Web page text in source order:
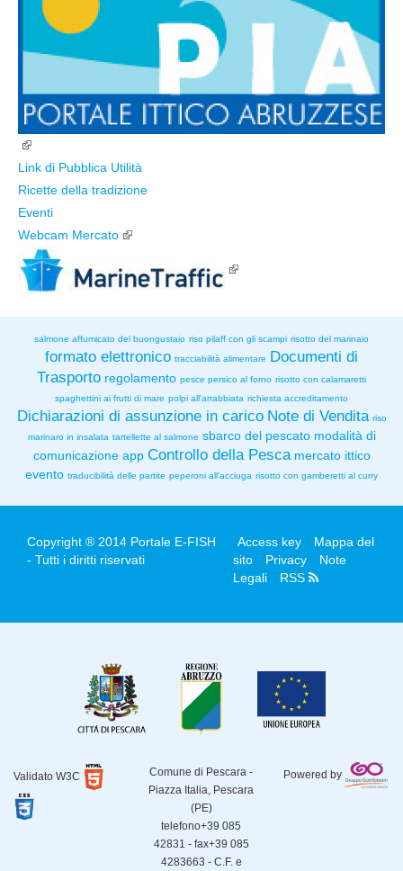
Link di Pubblica Utilità
Ricette della tradizione
Eventi
Webcam Mercato
salmone affumicato del buongustaio riso pilaff con gli scampi risotto del marinaio
formato elettronico tracciabilità alimentare Documenti di
Trasporto regolamento pesce persico al forno risotto con calamaretti
spaghettini ai frutti di mare polpi all'arrabbiata richiesta accreditamento
Dichiarazioni di assunzione in carico Note di Vendita riso
marinaro in insalata tartellette al salmone sbarco del pescato modalità di
comunicazione app Controllo della Pesca mercato ittico
evento traducibilità delle partite peperoni all'acciuga risotto con gamberetti al curry
Copyright ® 2014 Portale E-FISH
- Tutti i diritti riservati
Access key
Mappa del
sito
Privacy
Note
Legali
RSS
Validato W3C
Comune di Pescara -
Piazza Italia, Pescara
(PE)
telefono+39 085
42831 - fax+39 085
4283663 - C.F. e
Powered by